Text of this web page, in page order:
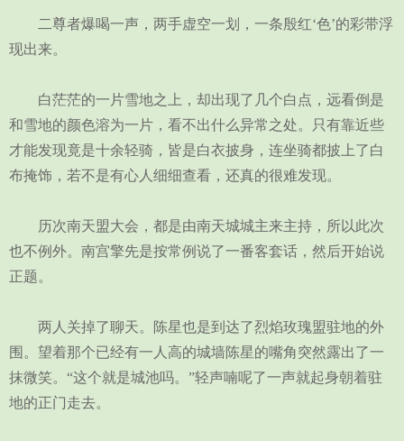
二尊者爆喝一声，两手虚空一划，一条殷红‘色’的彩带浮
现出来。
白茫茫的一片雪地之上，却出现了几个白点，远看倒是
和雪地的颜色溶为一片，看不出什么异常之处。只有靠近些
才能发现竟是十余轻骑，皆是白衣披身，连坐骑都披上了白
布掩饰，若不是有心人细细查看，还真的很难发现。
历次南天盟大会，都是由南天城城主来主持，所以此次
也不例外。南宫擎先是按常例说了一番客套话，然后开始说
正题。
两人关掉了聊天。陈星也是到达了烈焰玫瑰盟驻地的外
围。望着那个已经有一人高的城墙陈星的嘴角突然露出了一
抹微笑。“这个就是城池吗。”轻声喃呢了一声就起身朝着驻
地的正门走去。